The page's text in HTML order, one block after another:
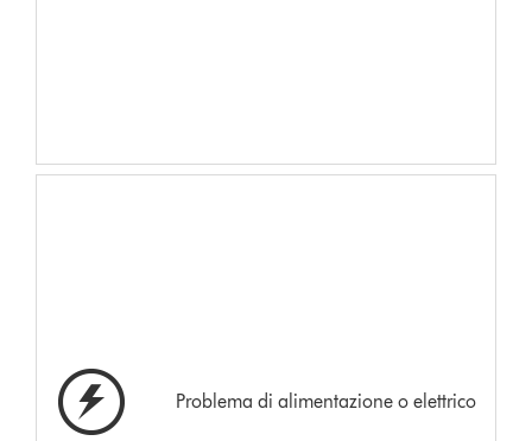
Problema di alimentazione o elettrico